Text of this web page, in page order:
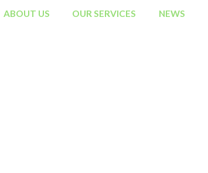
ABOUT US OUR SERVICES NEWS